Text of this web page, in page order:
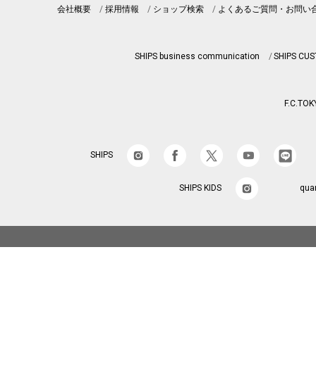
会社概要 採用情報 ショップ検索 よくあるご質問・お問い
SHIPS business communication SHIPS
SHIPS
SHIPS KIDS